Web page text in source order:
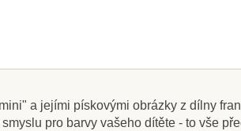
a jejími pískovými obrázky z dílny
pro barvy vašeho dítěte - to vše